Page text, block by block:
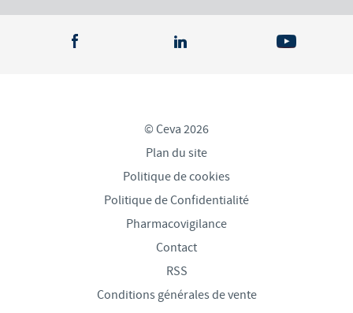
© Ceva 2026
Plan du site
Politique de cookies
Politique de Confidentialité
Pharmacovigilance
Contact
RSS
Conditions générales de vente